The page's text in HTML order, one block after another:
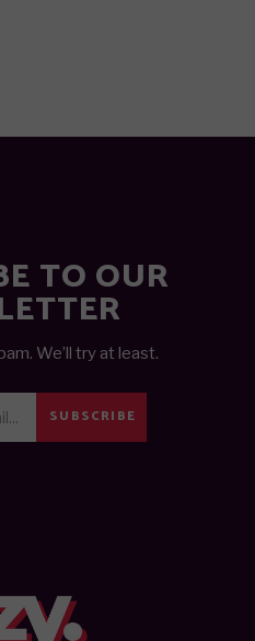
TO OUR
We’ll try at least.
SUBSCRIBE